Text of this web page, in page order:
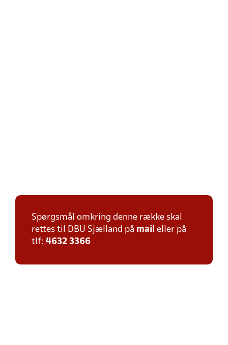
Spørgsmål omkring denne række skal
rettes til DBU Sjælland på mail eller på
tlf: 4632 3366